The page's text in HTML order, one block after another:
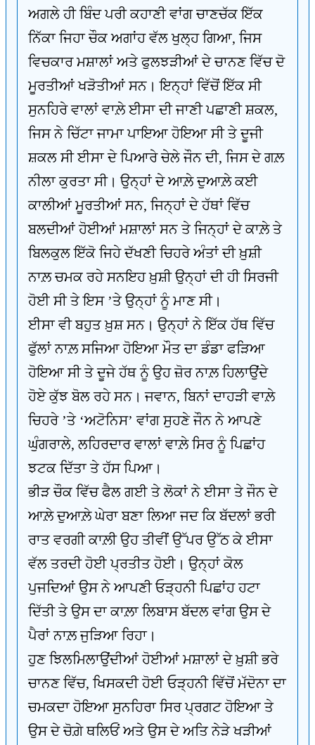
ਅਗਲੇ ਹੀ ਬਿੰਦ ਪਰੀ ਕਹਾਣੀ ਵਾਂਗ ਚਾਣਚੱਕ ਇੱਕ
ਨਿੱਕਾ ਜਿਹਾ ਚੌਕ ਅਗਾਂਹ ਵੱਲ ਖੁਲ੍ਹ ਗਿਆ, ਜਿਸ
ਵਿਚਕਾਰ ਮਸ਼ਾਲਾਂ ਅਤੇ ਫੁਲਝੜੀਆਂ ਦੇ ਚਾਨਣ ਵਿੱਚ ਦੋ
ਮੂਰਤੀਆਂ ਖੜੋਤੀਆਂ ਸਨ। ਇਨ੍ਹਾਂ ਵਿੱਚੋਂ ਇੱਕ ਸੀ
ਸੁਨਹਿਰੇ ਵਾਲਾਂ ਵਾਲ਼ੇ ਈਸਾ ਦੀ ਜਾਣੀ ਪਛਾਣੀ ਸ਼ਕਲ,
ਜਿਸ ਨੇ ਚਿੱਟਾ ਜਾਮਾ ਪਾਇਆ ਹੋਇਆ ਸੀ ਤੇ ਦੂਜੀ
ਸ਼ਕਲ ਸੀ ਈਸਾ ਦੇ ਪਿਆਰੇ ਚੇਲੇ ਜੌਨ ਦੀ, ਜਿਸ ਦੇ ਗਲ਼
ਨੀਲਾ ਕੁਰਤਾ ਸੀ। ਉਨ੍ਹਾਂ ਦੇ ਆਲ਼ੇ ਦੁਆਲ਼ੇ ਕਈ
ਕਾਲੀਆਂ ਮੂਰਤੀਆਂ ਸਨ, ਜਿਨ੍ਹਾਂ ਦੇ ਹੱਥਾਂ ਵਿੱਚ
ਬਲਦੀਆਂ ਹੋਈਆਂ ਮਸ਼ਾਲਾਂ ਸਨ ਤੇ ਜਿਨ੍ਹਾਂ ਦੇ ਕਾਲ਼ੇ ਤੇ
ਬਿਲਕੁਲ ਇੱਕੋ ਜਿਹੇ ਦੱਖਣੀ ਚਿਹਰੇ ਅੰਤਾਂ ਦੀ ਖ਼ੁਸ਼ੀ
ਨਾਲ਼ ਚਮਕ ਰਹੇ ਸਨਇਹ ਖ਼ੁਸ਼ੀ ਉਨ੍ਹਾਂ ਦੀ ਹੀ ਸਿਰਜੀ
ਹੋਈ ਸੀ ਤੇ ਇਸ ’ਤੇ ਉਨ੍ਹਾਂ ਨੂੰ ਮਾਣ ਸੀ।
ਈਸਾ ਵੀ ਬਹੁਤ ਖ਼ੁਸ਼ ਸਨ। ਉਨ੍ਹਾਂ ਨੇ ਇੱਕ ਹੱਥ ਵਿੱਚ
ਫੁੱਲਾਂ ਨਾਲ਼ ਸਜਿਆ ਹੋਇਆ ਮੌਤ ਦਾ ਡੰਡਾ ਫੜਿਆ
ਹੋਇਆ ਸੀ ਤੇ ਦੂਜੇ ਹੱਥ ਨੂੰ ਉਹ ਜ਼ੋਰ ਨਾਲ਼ ਹਿਲਾਉਂਦੇ
ਹੋਏ ਕੁੱਝ ਬੋਲ ਰਹੇ ਸਨ। ਜਵਾਨ, ਬਿਨਾਂ ਦਾਹੜੀ ਵਾਲ਼ੇ
ਚਿਹਰੇ ’ਤੇ ‘ਅਟੋਨਿਸ’ ਵਾਂਗ ਸੁਹਣੇ ਜੌਨ ਨੇ ਆਪਣੇ
ਘੁੰਗਰਾਲੇ, ਲਹਿਰਦਾਰ ਵਾਲਾਂ ਵਾਲ਼ੇ ਸਿਰ ਨੂੰ ਪਿਛਾਂਹ
ਝਟਕ ਦਿੱਤਾ ਤੇ ਹੱਸ ਪਿਆ।
ਭੀੜ ਚੌਕ ਵਿੱਚ ਫੈਲ ਗਈ ਤੇ ਲੋਕਾਂ ਨੇ ਈਸਾ ਤੇ ਜੌਨ ਦੇ
ਆਲ਼ੇ ਦੁਆਲ਼ੇ ਘੇਰਾ ਬਣਾ ਲਿਆ ਜਦ ਕਿ ਬੱਦਲਾਂ ਭਰੀ
ਰਾਤ ਵਰਗੀ ਕਾਲ਼ੀ ਉਹ ਤੀਵੀਂ ਉੱਪਰ ਉੱਠ ਕੇ ਈਸਾ
ਵੱਲ ਤਰਦੀ ਹੋਈ ਪ੍ਰਤੀਤ ਹੋਈ। ਉਨ੍ਹਾਂ ਕੋਲ
ਪੁਜਦਿਆਂ ਉਸ ਨੇ ਆਪਣੀ ਓੜ੍ਹਨੀ ਪਿਛਾਂਹ ਹਟਾ
ਦਿੱਤੀ ਤੇ ਉਸ ਦਾ ਕਾਲ਼ਾ ਲਿਬਾਸ ਬੱਦਲ ਵਾਂਗ ਉਸ ਦੇ
ਪੈਰਾਂ ਨਾਲ਼ ਜੁੜਿਆ ਰਿਹਾ।
ਹੁਣ ਝਿਲਮਿਲਾਉਂਦੀਆਂ ਹੋਈਆਂ ਮਸ਼ਾਲਾਂ ਦੇ ਖ਼ੁਸ਼ੀ ਭਰੇ
ਚਾਨਣ ਵਿੱਚ, ਖਿਸਕਦੀ ਹੋਈ ਓੜ੍ਹਨੀ ਵਿੱਚੋਂ ਮੱਦੋਨਾ ਦਾ
ਚਮਕਦਾ ਹੋਇਆ ਸੁਨਹਿਰਾ ਸਿਰ ਪ੍ਰਗਟ ਹੋਇਆ ਤੇ
ਉਸ ਦੇ ਚੋਗ਼ੇ ਥਲਿਓਂ ਅਤੇ ਉਸ ਦੇ ਅਤਿ ਨੇੜੇ ਖੜੀਆਂ